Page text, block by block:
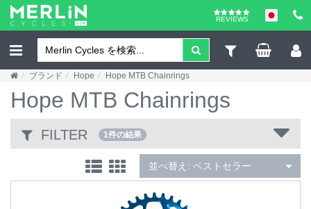
REVIEWS
ブランド Hope Hope MTB Chainrings
Hope MTB Chainrings
FILTER 1件の結果
並べ替え: ベストセラー